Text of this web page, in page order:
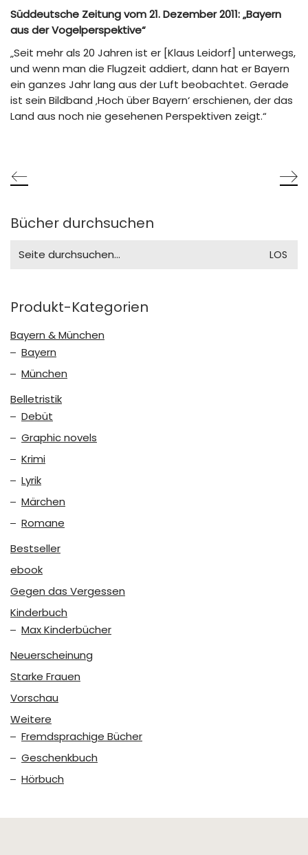
Süddeutsche Zeitung vom 21. Dezember 2011: „Bayern
aus der Vogelperspektive“
„Seit mehr als 20 Jahren ist er [Klaus Leidorf] unterwegs,
und wenn man die Flugzeit addiert, dann hat er Bayern
ein ganzes Jahr lang aus der Luft beobachtet. Gerade
ist sein Bildband ‚Hoch über Bayern‘ erschienen, der das
Land aus noch nie gesehenen Perspektiven zeigt.“
Bücher durchsuchen
for:
Produkt-Kategorien
Bayern & München
Bayern
München
Belletristik
Debüt
Graphic novels
Krimi
Lyrik
Märchen
Romane
Bestseller
ebook
Gegen das Vergessen
Kinderbuch
Max Kinderbücher
Neuerscheinung
Starke Frauen
Vorschau
Weitere
Fremdsprachige Bücher
Geschenkbuch
Hörbuch